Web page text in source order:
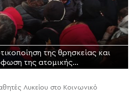
της θρησκείας και
της ατομικής
Λυκείου στο Κοινωνικό